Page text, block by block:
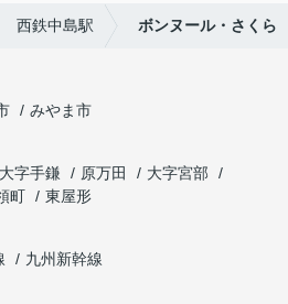
西鉄中島駅 ボンヌール・さくら
みやま市
大字手鎌 原万田
大字宮部
町
東屋形
九州新幹線